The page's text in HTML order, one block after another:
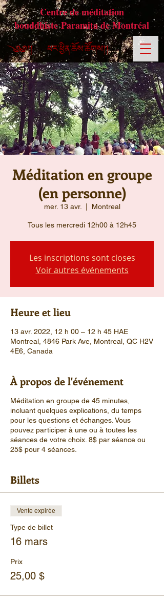
Centre de méditation
bouddhiste Paramita de Montréal
Méditation en groupe
(en personne)
mer. 13 avr. Montreal
Tous les mercredi 12h00 à 12h45
Les inscriptions sont closes
Voir autres événements
Heure et lieu
13 avr. 2022, 12 h 00 – 12 h 45 HAE
Montreal, 4846 Park Ave, Montreal, QC H2V
4E6, Canada
À propos de l'événement
Méditation en groupe de 45 minutes,
incluant quelques explications, du temps
pour les questions et échanges. Vous
pouvez participer à une ou à toutes les
séances de votre choix. 8$ par séance ou
25$ pour 4 séances.
Billets
Vente expirée
Type de billet
16 mars
Prix
25,00 $